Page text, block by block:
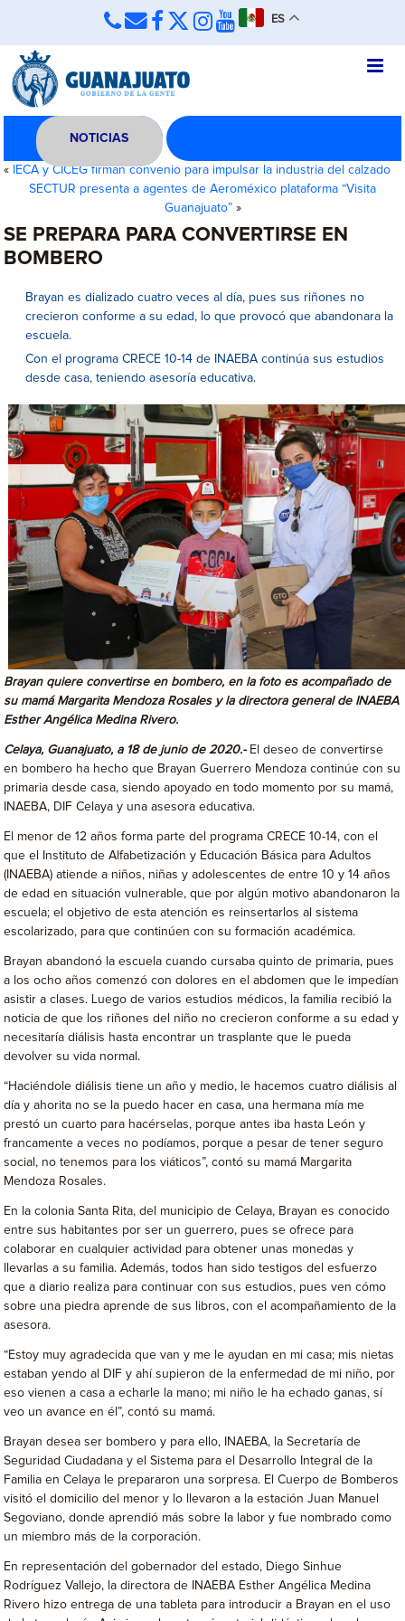
ES
NOTICIAS
«
IECA y CICEG firman convenio para impulsar la industria del calzado
SECTUR presenta a agentes de Aeroméxico plataforma “Visita
Guanajuato”»
SE PREPARA PARA CONVERTIRSE EN
BOMBERO
Brayan es dializado cuatro veces al día, pues sus riñones no
crecieron conforme a su edad, lo que provocó que abandonara la
escuela.
Con el programa CRECE 10-14 de INAEBA continúa sus estudios
desde casa, teniendo asesoría educativa.
Brayan quiere convertirse en bombero, en la foto es acompañado de
su mamá Margarita Mendoza Rosales y la directora general de INAEBA
Esther Angélica Medina Rivero.
Celaya, Guanajuato, a 18 de junio de 2020.-El deseo de convertirse
en bombero ha hecho que Brayan Guerrero Mendoza continúe con su
primaria desde casa, siendo apoyado en todo momento por su mamá,
INAEBA, DIF Celaya y una asesora educativa.
El menor de 12 años forma parte del programa CRECE 10-14, con el
que el Instituto de Alfabetización y Educación Básica para Adultos
(INAEBA) atiende a niños, niñas y adolescentes de entre 10 y 14 años
de edad en situación vulnerable, que por algún motivo abandonaron la
escuela; el objetivo de esta atención es reinsertarlos al sistema
escolarizado, para que continúen con su formación académica.
Brayan abandonó la escuela cuando cursaba quinto de primaria, pues
a los ocho años comenzó con dolores en el abdomen que le impedían
asistir a clases. Luego de varios estudios médicos, la familia recibió la
noticia de que los riñones del niño no crecieron conforme a su edad y
necesitaría diálisis hasta encontrar un trasplante que le pueda
devolver su vida normal.
“Haciéndole diálisis tiene un año y medio, le hacemos cuatro diálisis al
día y ahorita no se la puedo hacer en casa, una hermana mía me
prestó un cuarto para hacérselas, porque antes iba hasta León y
francamente a veces no podíamos, porque a pesar de tener seguro
social, no tenemos para los viáticos”, contó su mamá Margarita
Mendoza Rosales.
En la colonia Santa Rita, del municipio de Celaya, Brayan es conocido
entre sus habitantes por ser un guerrero, pues se ofrece para
colaborar en cualquier actividad para obtener unas monedas y
llevarlas a su familia. Además, todos han sido testigos del esfuerzo
que a diario realiza para continuar con sus estudios, pues ven cómo
sobre una piedra aprende de sus libros, con el acompañamiento de la
asesora.
“Estoy muy agradecida que van y me le ayudan en mi casa; mis nietas
estaban yendo al DIF y ahí supieron de la enfermedad de mi niño, por
eso vienen a casa a echarle la mano; mi niño le ha echado ganas, sí
veo un avance en él”, contó su mamá.
Brayan desea ser bombero y para ello, INAEBA, la Secretaría de
Seguridad Ciudadana y el Sistema para el Desarrollo Integral de la
Familia en Celaya le prepararon una sorpresa. El Cuerpo de Bomberos
visitó el domicilio del menor y lo llevaron a la estación Juan Manuel
Segoviano, donde aprendió más sobre la labor y fue nombrado como
un miembro más de la corporación.
En representación del gobernador del estado, Diego Sinhue
Rodríguez Vallejo, la directora de INAEBA Esther Angélica Medina
Rivero hizo entrega de una tableta para introducir a Brayan en el uso